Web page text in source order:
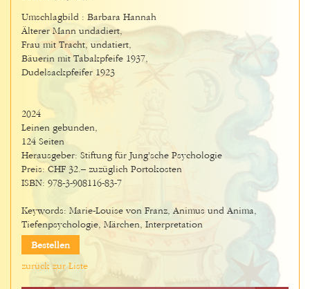
Umschlagbild : Barbara Hannah
Älterer Mann undadiert,
Frau mit Tracht, undatiert,
Bäuerin mit Tabakpfeife 1937,
Dudelsackpfeifer 1923
2024
Leinen gebunden,
124 Seiten
Herausgeber: Stiftung für Jung'sche Psychologie
Preis: CHF 32.– zuzüglich Portokosten
ISBN: 978-3-908116-83-7
Keywords: Marie-Louise von Franz, Animus und Anima,
Tiefenpsychologie, Märchen, Interpretation
Bestellen
zurück zur Liste